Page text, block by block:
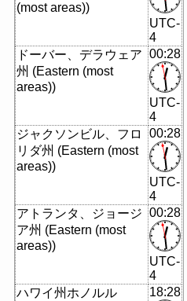
(most areas))
UTC-
4
ドーバー、デラウェア
州 (Eastern (most
areas))
00:28
UTC-
4
ジャクソンビル、フロ
リダ州 (Eastern (most
areas))
00:28
UTC-
4
アトランタ、ジョージ
ア州 (Eastern (most
areas))
00:28
UTC-
4
ハワイ州ホノルル
18:28